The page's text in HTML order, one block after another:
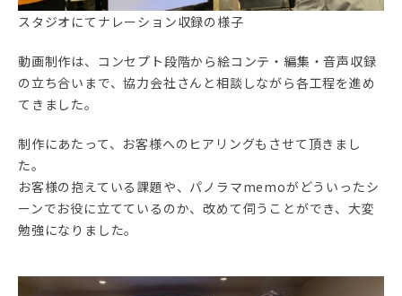
スタジオにてナレーション収録の様子
動画制作は、コンセプト段階から絵コンテ・編集・音声収録
の立ち合いまで、協力会社さんと相談しながら各工程を進め
てきました。
制作にあたって、お客様へのヒアリングもさせて頂きまし
た。
お客様の抱えている課題や、パノラマmemoがどういったシ
ーンでお役に立てているのか、改めて伺うことができ、大変
勉強になりました。